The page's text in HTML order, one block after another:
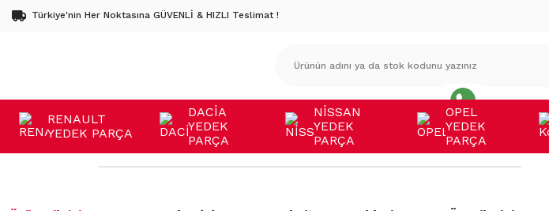
Türkiye'nin Her Noktasına GÜVENLİ & HIZLI Teslimat !
RENAULT
YEDEK PARÇA
DACİA
YEDEK
PARÇA
NİSSAN
YEDEK
PARÇA
OPEL
YEDEK
PARÇA